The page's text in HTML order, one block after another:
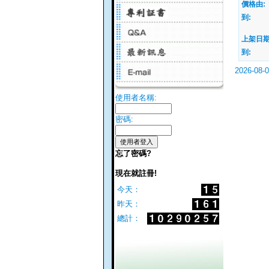
使用者名稱:
密碼:
忘了密碼?
現在就註冊!
今天：
昨天：
總計：
價格由:
到:
上架日
到:
2026-08-